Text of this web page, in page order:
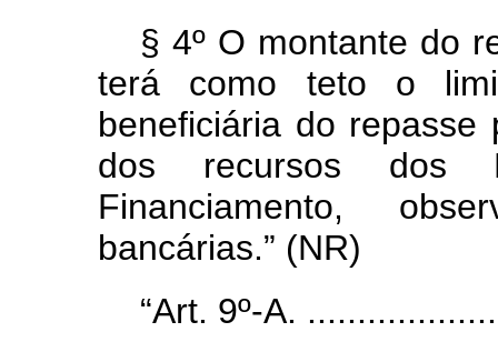
§ 4º O montante do
terá como teto o
beneficiária do repasse
dos recursos dos
Financiamento,
bancárias.” (NR)
“Art. 9º-A.